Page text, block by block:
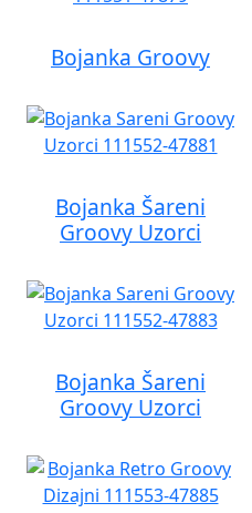
Bojanka Groovy
Bojanka Šareni
Groovy Uzorci
Bojanka Šareni
Groovy Uzorci